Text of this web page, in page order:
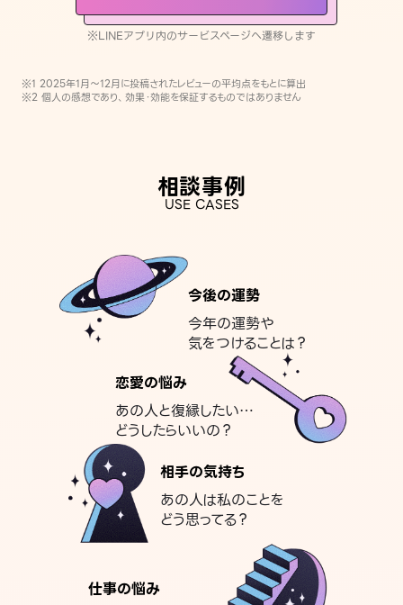
※LINEアプリ内のサービスページへ遷移します
※1 2025年1月〜12月に投稿されたレビューの平均点をもとに算出
※2 個人の感想であり、効果・効能を保証するものではありません
相談事例
USE CASES
今後の運勢
今年の運勢や
気をつけることは？
恋愛の悩み
あの人と復縁したい…
どうしたらいいの？
相手の気持ち
あの人は私のことを
どう思ってる？
仕事の悩み